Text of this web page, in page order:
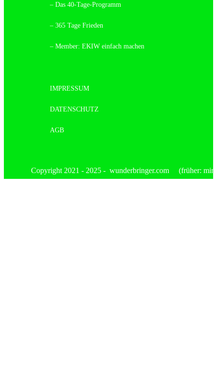
– Das 40-Tage-Programm
– 365 Tage Frieden
– Member: EKIW einfach machen
IMPRESSUM
DATENSCHUTZ
AGB
Copyright 2021 - 2025 - wunderbringer.com (früher: